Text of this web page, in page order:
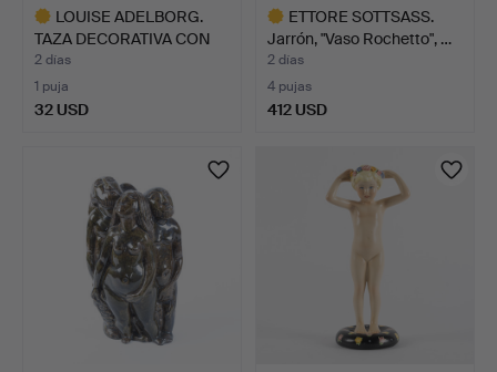
LOUISE ADELBORG.
TAZA DECORATIVA CON
PLATO…
2 días
1 puja
32 USD
ETTORE SOTTSASS.
Jarrón, "Vaso Rochetto", …
2 días
4 pujas
412 USD